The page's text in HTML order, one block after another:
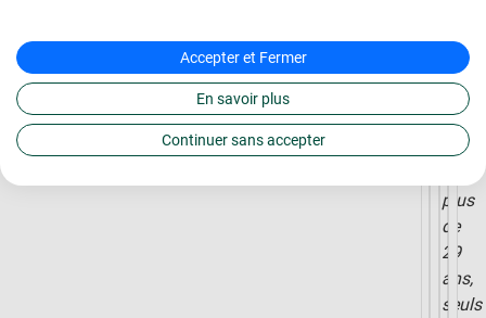
votre
âge.
*Pour
plus
de
29
ans,
seuls
Accepter et Fermer
En savoir plus
Continuer sans accepter